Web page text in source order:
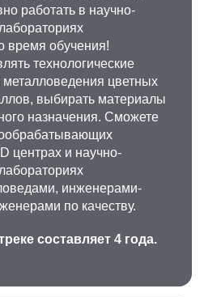
работать в научно-
время обучения!
технологические
цветных
выбирать материалы
назначения. Сможете
центрах и научно-
инженерами-
по качеству.
составляет 4 года.